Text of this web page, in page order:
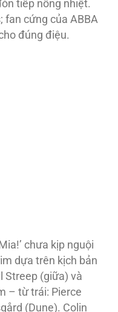
tiếp nồng nhiệt.
fan cứng của ABBA
đúng điệu.
chưa kịp nguội
dựa trên kịch bản
Streep (giữa) và
– từ trái: Pierce
(Dune). Colin